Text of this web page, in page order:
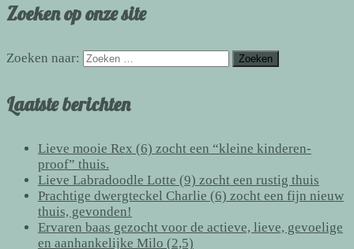
Zoeken op onze site
Zoeken naar:
Laatste berichten
Lieve mooie Rex (6) zocht een “kleine kinderen-
proof” thuis.
Lieve Labradoodle Lotte (9) zocht een rustig thuis
Prachtige dwergteckel Charlie (6) zocht een fijn nieuw
thuis, gevonden!
Ervaren baas gezocht voor de actieve, lieve, gevoelige
en aanhankelijke Milo (2,5)